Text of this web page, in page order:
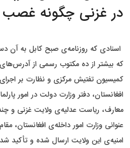
در غزنی چگونه غصب
اسنادی که روزنامه‌ی صبح کابل به آن
که بیشتر از ده مکتوب رسمی از آدرس‌های
کمیسیون تفتیش مرکزی و نظارت بر
افغانستان، دفتر وزارت دولت در امور
معارف، ریاست عدلیه‌ی ولایت غزنی و
عنوانی وزارت امور داخله‌ی افغانستان،
امنیه‌ی این ولایت ارسال شده و تأکید